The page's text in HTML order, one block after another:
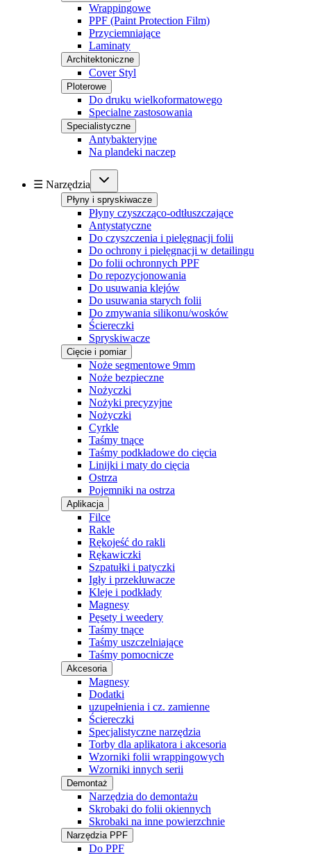
Wrappingowe
PPF (Paint Protection Film)
Przyciemniające
Laminaty
Architektoniczne
Cover Styl
Ploterowe
Do druku wielkoformatowego
Specialne zastosowania
Specialistyczne
Antybakteryjne
Na plandeki naczep
☰ Narzędzia
Płyny i spryskiwacze
Płyny czyszcząco-odtłuszczające
Antystatyczne
Do czyszczenia i pielęgnacji folii
Do ochrony i pielęgnacji w detailingu
Do folii ochronnych PPF
Do repozycjonowania
Do usuwania klejów
Do usuwania starych folii
Do zmywania silikonu/wosków
Ściereczki
Spryskiwacze
Cięcie i pomiar
Noże segmentowe 9mm
Noże bezpieczne
Nożyczki
Nożyki precyzyjne
Nożyczki
Cyrkle
Taśmy tnące
Taśmy podkładowe do cięcia
Linijki i maty do cięcia
Ostrza
Pojemniki na ostrza
Aplikacja
Filce
Rakle
Rękojeść do rakli
Rękawiczki
Szpatułki i patyczki
Igły i przekłuwacze
Kleje i podkłady
Magnesy
Pęsety i weedery
Taśmy tnące
Taśmy uszczelniające
Taśmy pomocnicze
Akcesoria
Magnesy
Dodatki
uzupełnienia i cz. zamienne
Ściereczki
Specjalistyczne narzędzia
Torby dla aplikatora i akcesoria
Wzorniki folii wrappingowych
Wzorniki innych serii
Demontaż
Narzędzia do demontażu
Skrobaki do folii okiennych
Skrobaki na inne powierzchnie
Narzędzia PPF
Do PPF